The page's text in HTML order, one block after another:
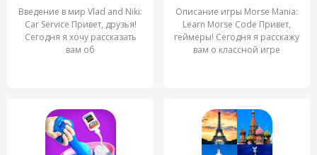
Введение в мир Vlad and Niki:
Car Service Привет, друзья!
Сегодня я хочу рассказать
вам об
Описание игры Morse Mania:
Learn Morse Code Привет,
геймеры! Сегодня я расскажу
вам о классной игре